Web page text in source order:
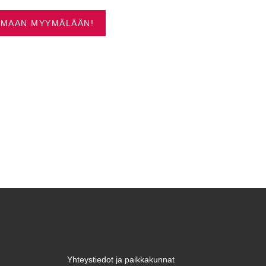
MYYMÄLÄÄN!
Yhteystiedot ja paikkakunnat